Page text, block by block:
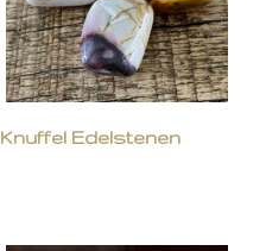
Knuffel Edelstenen